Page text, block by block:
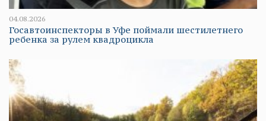
04.08.2026
Госавтоинспекторы в Уфе поймали шестилетнего
ребенка за рулем квадроцикла